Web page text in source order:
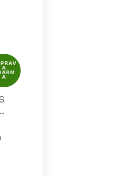
A
A